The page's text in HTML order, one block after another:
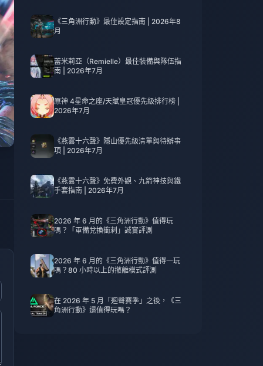
《三角洲行動》最佳設定指南 | 2026年8
月
蕾米莉亞（Remielle）最佳裝備與隊伍指
南 | 2026年7月
原神 4星命之座/天賦皇冠優先級排行榜 |
2026年7月
《燕雲十六聲》隱山優先級清單與待辦事
項 | 2026年7月
《燕雲十六聲》免費外觀、九箭神技與鐵
手套指南 | 2026年7月
2026 年 6 月的《三角洲行動》值得玩
嗎？「軍備兌換衝刺」誠實評測
2026 年 6 月的《三角洲行動》值得一玩
嗎？80 小時以上的撤離模式評測
在 2026 年 5 月「迴聲賽季」之後，《三
角洲行動》還值得玩嗎？